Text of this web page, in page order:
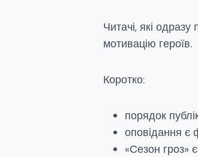
Читачі, які
мотивацію героїв.
Коротко:
порядок
оповідання є
«Сезон гроз»